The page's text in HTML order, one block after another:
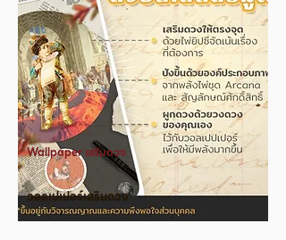
Wallpaper เสริมดวง
วอลเปเปอร์เสริมดวง